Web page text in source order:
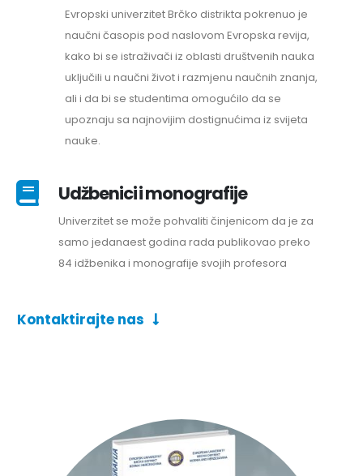
Evropski univerzitet Brčko distrikta pokrenuo je
naučni časopis pod naslovom Evropska revija,
kako bi se istraživači iz oblasti društvenih nauka
uključili u naučni život i razmjenu naučnih znanja,
ali i da bi se studentima omogućilo da se
upoznaju sa najnovijim dostignućima iz svijeta
nauke.
Udžbenici i monografije
Univerzitet se može pohvaliti činjenicom da je za
samo jedanaest godina rada publikovao preko
84 idžbenika i monografije svojih profesora
Kontaktirajte nas